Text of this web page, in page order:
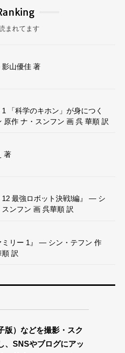
まれてます
影山優佳 著
1 「科学のキホン」が身につく
作 ナ・スンフン 画 呉 華順 訳
著
12 最強ロボット決戦!編』 — シ
ンフン 画 呉華順 訳
ミリー 1』 — シン・テフン 作
訳
版）などを撮影・スク
、SNSやブログにアッ